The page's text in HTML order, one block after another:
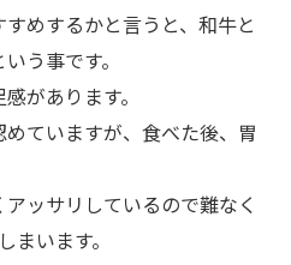
めするかと言うと、和牛と
う事です。
があります。
ていますが、食べた後、胃
ッサリしているので難なく
まいます。